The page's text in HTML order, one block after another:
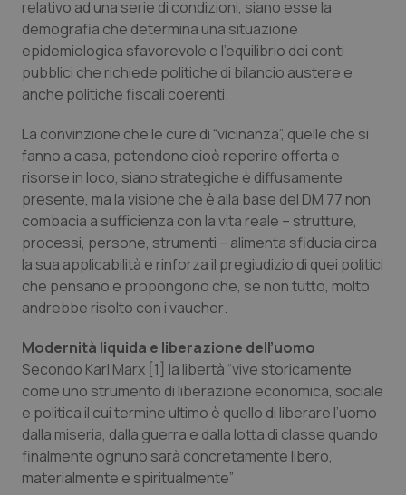
Provincia Autonoma di Bolzano
Provincia Autonoma di Trento
Puglia
Sardegna
Sicilia
Toscana
Umbria
Valle D’Aosta
Veneto
Infezioni & Febbre
Ipertensione & Scompenso
Malattie rare
Malattia di Crohn & Rettocolite Ulcerosa
Neuroscienze & patologie neurodegenerative
Obesità
Oftalmologia
Oncodermatologia
Oncoematologia
Oncologia & Nutrizione
relativo ad una serie di condizioni, siano esse la
demografia che determina una situazione
epidemiologica sfavorevole o l’equilibrio dei conti
pubblici che richiede politiche di bilancio austere e
anche politiche fiscali coerenti.
La convinzione che le cure di “vicinanza”, quelle che si
fanno a casa, potendone cioè reperire offerta e
risorse in loco, siano strategiche è diffusamente
presente, ma la visione che è alla base del DM 77 non
combacia a sufficienza con la vita reale – strutture,
processi, persone, strumenti – alimenta sfiducia circa
la sua applicabilità e rinforza il pregiudizio di quei politici
che pensano e propongono che, se non tutto, molto
andrebbe risolto con ivaucher.
Modernità liquida e liberazione dell’uomo
Secondo Karl Marx [1] la libertà “vive storicamente
come uno strumento di liberazione economica, sociale
e politica il cui termine ultimo è quello di liberare l’uomo
dalla miseria, dalla guerra e dalla lotta di classe quando
finalmente ognuno sarà concretamente libero,
materialmente e spiritualmente”